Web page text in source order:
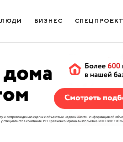
ЛЮДИ БИЗНЕС СПЕЦПРОЕКТ